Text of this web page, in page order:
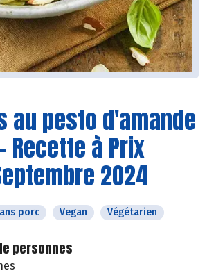
au pesto d'amande
Recette à Prix
2024
porc Vegan Végétarien
personnes